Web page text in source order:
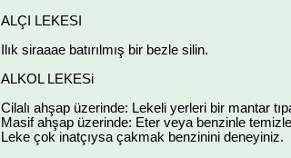
ALÇI LEKESI
Ilık siraaae batırılmış bir bezle silin.
ALKOL LEKESi
Cilalı ahşap üzerinde: Lekeli yerleri bir mantar
Masif ahşap üzerinde: Eter veya benzinle
Leke çok inatçıysa çakmak benzinini deneyiniz.